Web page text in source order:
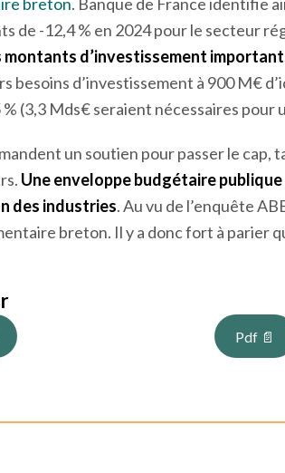
la décarbonation ?
investissements sont en retrait en
breton . Banque de France identifie
de -12,4 % en 2024 pour le secteur
d’investissement importants.
besoins d’investissement à 900 M€
(3,3 Mds€ seraient nécessaires pour
un soutien pour passer le cap,
des industries
breton. Il y a donc fort à parier
Pdf 📄